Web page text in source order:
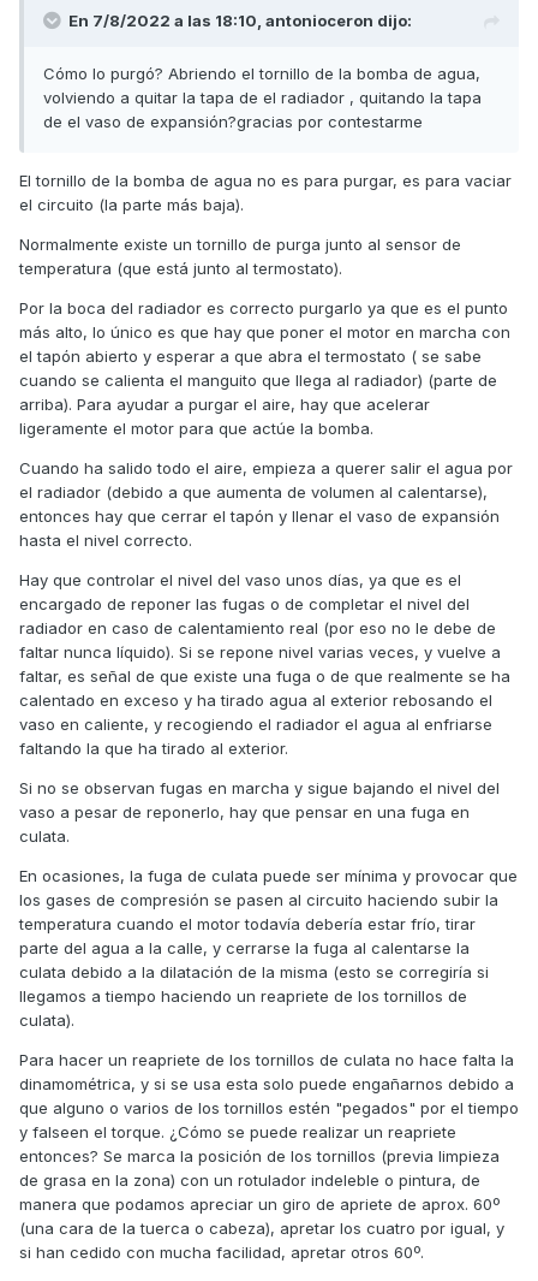
Saludos
En 7/8/2022 a las 18:10, antonioceron dijo:
Cómo lo purgó? Abriendo el tornillo de la bomba de agua,
volviendo a quitar la tapa de el radiador , quitando la tapa
de el vaso de expansión?gracias por contestarme
El tornillo de la bomba de agua no es para purgar, es para vaciar
el circuito (la parte más baja).
Normalmente existe un tornillo de purga junto al sensor de
temperatura (que está junto al termostato).
Por la boca del radiador es correcto purgarlo ya que es el punto
más alto, lo único es que hay que poner el motor en marcha con
el tapón abierto y esperar a que abra el termostato ( se sabe
cuando se calienta el manguito que llega al radiador) (parte de
arriba). Para ayudar a purgar el aire, hay que acelerar
ligeramente el motor para que actúe la bomba.
Cuando ha salido todo el aire, empieza a querer salir el agua por
el radiador (debido a que aumenta de volumen al calentarse),
entonces hay que cerrar el tapón y llenar el vaso de expansión
hasta el nivel correcto.
Hay que controlar el nivel del vaso unos días, ya que es el
encargado de reponer las fugas o de completar el nivel del
radiador en caso de calentamiento real (por eso no le debe de
faltar nunca líquido). Si se repone nivel varias veces, y vuelve a
faltar, es señal de que existe una fuga o de que realmente se ha
calentado en exceso y ha tirado agua al exterior rebosando el
vaso en caliente, y recogiendo el radiador el agua al enfriarse
faltando la que ha tirado al exterior.
Si no se observan fugas en marcha y sigue bajando el nivel del
vaso a pesar de reponerlo, hay que pensar en una fuga en
culata.
En ocasiones, la fuga de culata puede ser mínima y provocar que
los gases de compresión se pasen al circuito haciendo subir la
temperatura cuando el motor todavía debería estar frío, tirar
parte del agua a la calle, y cerrarse la fuga al calentarse la
culata debido a la dilatación de la misma (esto se corregiría si
llegamos a tiempo haciendo un reapriete de los tornillos de
culata).
Para hacer un reapriete de los tornillos de culata no hace falta la
dinamométrica, y si se usa esta solo puede engañarnos debido a
que alguno o varios de los tornillos estén "pegados" por el tiempo
y falseen el torque. ¿Cómo se puede realizar un reapriete
entonces? Se marca la posición de los tornillos (previa limpieza
de grasa en la zona) con un rotulador indeleble o pintura, de
manera que podamos apreciar un giro de apriete de aprox. 60º
(una cara de la tuerca o cabeza), apretar los cuatro por igual, y
si han cedido con mucha facilidad, apretar otros 60º.